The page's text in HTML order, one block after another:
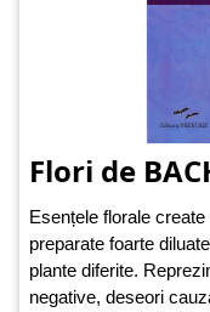
Flori de
Esențele florale
preparate foarte
plante diferite.
negative, deseori